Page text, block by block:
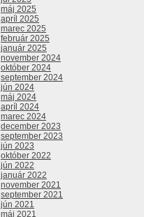
máj 2025
apríl 2025
marec 2025
február 2025
január 2025
november 2024
október 2024
september 2024
jún 2024
máj 2024
apríl 2024
marec 2024
december 2023
september 2023
jún 2023
október 2022
jún 2022
január 2022
november 2021
september 2021
jún 2021
máj 2021